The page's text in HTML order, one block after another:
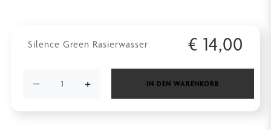
Silence Green Rasierwasser € 14,00
− + IN DEN WARENKORB